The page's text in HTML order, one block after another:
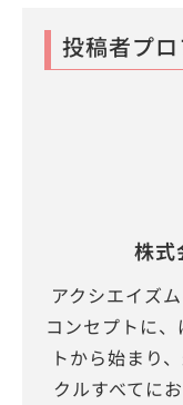
投稿者プ
株式
アクシエイズ
コンセプトに
トから始まり
クルすべてに